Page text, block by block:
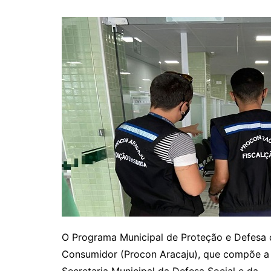
O Programa Municipal de Proteção e Defesa
Consumidor (Procon Aracaju), que compõe a